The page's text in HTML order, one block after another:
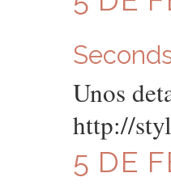
Unos
http://
5 DE